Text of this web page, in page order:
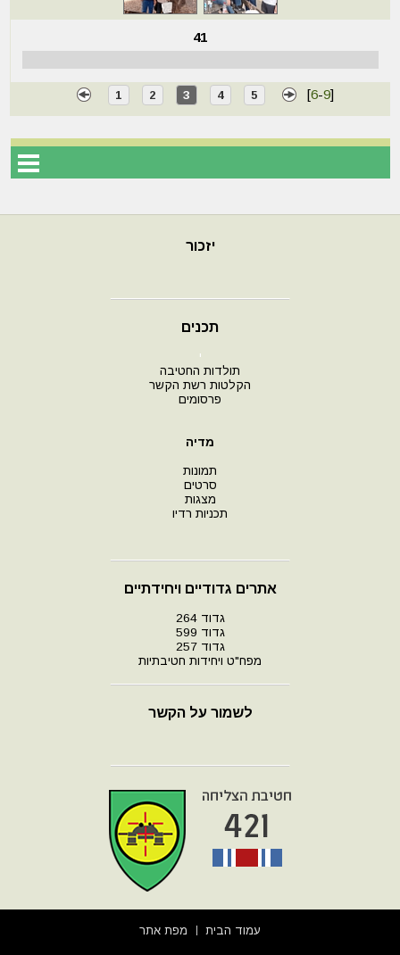
41
1 2 3 4 5 [6-9]
יזכור
תכנים
י
תולדות החטיבה
הקלטות רשת הקשר
פרסומים
מדיה
תמונות
סרטים
מצגות
תכניות רדיו
אתרים גדודיים ויחידתיים
גדוד 264
גדוד 599
גדוד 257
מפח"ט ויחידות חטיבתיות
לשמור על הקשר
עמוד הבית מפת אתר